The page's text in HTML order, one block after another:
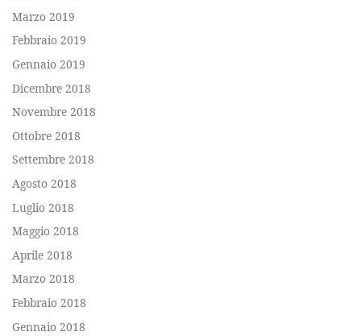
Marzo 2019
Febbraio 2019
Gennaio 2019
Dicembre 2018
Novembre 2018
Ottobre 2018
Settembre 2018
Agosto 2018
Luglio 2018
Maggio 2018
Aprile 2018
Marzo 2018
Febbraio 2018
Gennaio 2018